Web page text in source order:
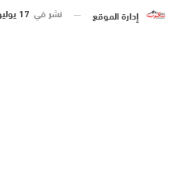
إدارة الموقع نشر في 17 يوليو 2016 الساعة 11 و 40 دقيقة